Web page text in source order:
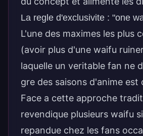
La regle d'exclusivite : "one
L'une des maximes les plus
(avoir plus d'une waifu
laquelle un veritable fan ne
gre des saisons d'anime
Face a cette approche
revendique plusieurs waifu
repandue chez les fans